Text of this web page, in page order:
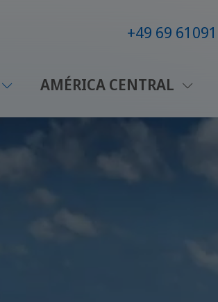
+49 69
AMÉRICA CENTRAL